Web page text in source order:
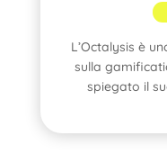
L’Octalysis è
sulla
spiegato il